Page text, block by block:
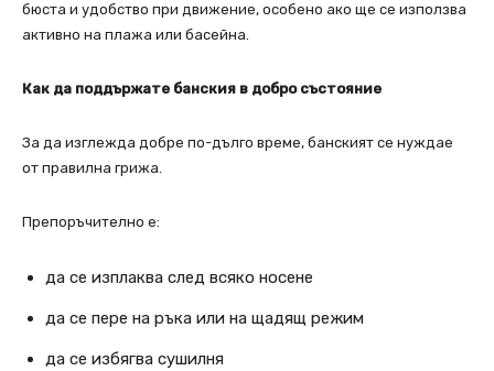
бюста и удобство при движение, особено ако ще се използва
активно на плажа или басейна.
Как да поддържате банския в добро състояние
За да изглежда добре по-дълго време, банският се нуждае
от правилна грижа.
Препоръчително е:
да се изплаква след всяко носене
да се пере на ръка или на щадящ режим
да се избягва сушилня